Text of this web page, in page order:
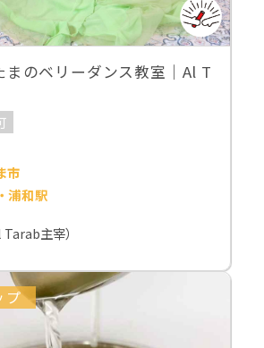
まのベリーダンス教室｜Al T
市
浦和駅
主宰）
プ